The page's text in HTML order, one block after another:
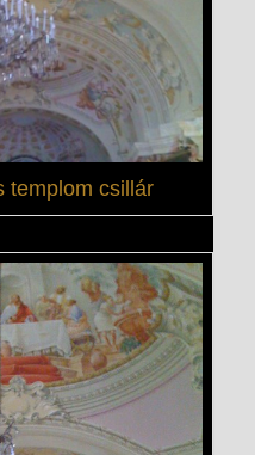
templom csillár